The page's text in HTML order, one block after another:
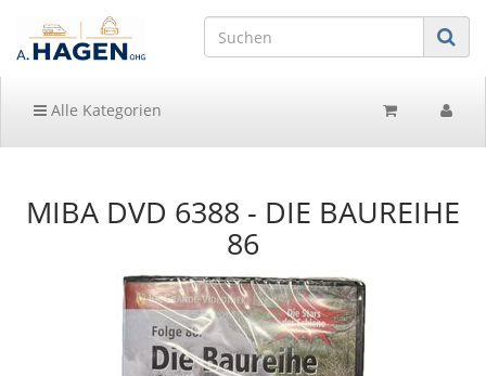
Alle Kategorien
MIBA DVD 6388 - DIE BAUREIHE
86